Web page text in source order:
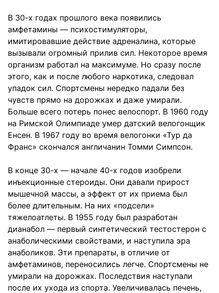
В 30-х годах прошлого века появились
амфетамины — психостимуляторы,
имитировавшие действие адреналина, которые
вызывали огромный прилив сил. Некоторое время
организм работал на максимуме. Но сразу после
этого, как и после любого наркотика, следовал
упадок сил. Спортсмены нередко падали без
чувств прямо на дорожках и даже умирали.
Больше всего потерь понес велоспорт. В 1960 году
на Римской Олимпиаде умер датский велогонщик
Енсен. В 1967 году во время велогонки «Тур да
Франс» скончался англичанин Томми Симпсон.
В конце 30-х — начале 40-х годов изобрели
инъекционные стероиды. Они давали прирост
мышечной массы, а эффект от их приема был
более длительным. На них «подсели»
тяжелоатлеты. В 1955 году был разработан
дианабол — первый синтетический тестостерон с
анаболическими свойствами, и наступила эра
анаболиков. Эти препараты, в отличие от
амфетаминов, переносились легче. Спортсмены не
умирали на дорожках. Последствия наступали
после их ухода из спорта. Увеличивалась печень,